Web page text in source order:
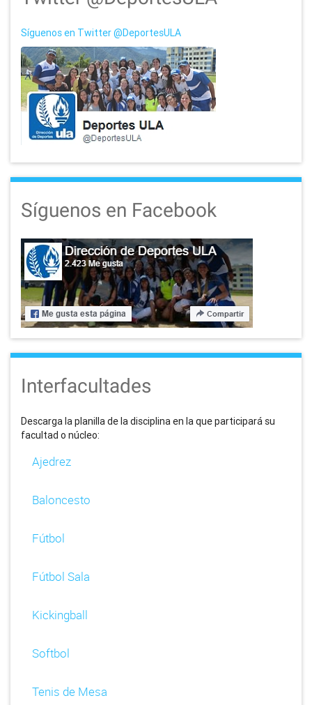
Síguenos en Twitter @DeportesULA
Síguenos en Facebook
Interfacultades
Descarga la planilla de la disciplina en la que participará su
facultad o núcleo:
Ajedrez
Baloncesto
Fútbol
Fútbol Sala
Kickingball
Softbol
Tenis de Mesa